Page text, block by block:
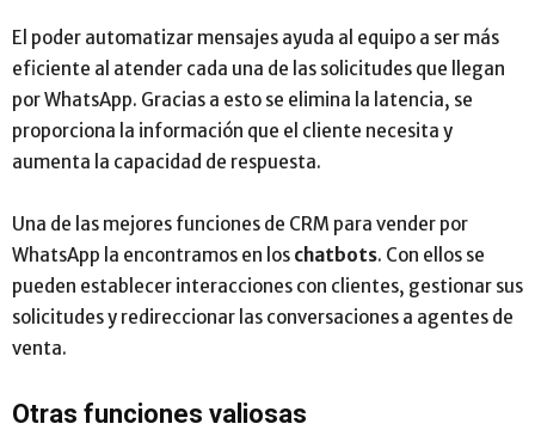
El poder automatizar mensajes ayuda al equipo a ser más
eficiente al atender cada una de las solicitudes que llegan
por WhatsApp. Gracias a esto se elimina la latencia, se
proporciona la información que el cliente necesita y
aumenta la capacidad de respuesta.
Una de las mejores funciones de CRM para vender por
WhatsApp la encontramos en los chatbots. Con ellos se
pueden establecer interacciones con clientes, gestionar sus
solicitudes y redireccionar las conversaciones a agentes de
venta.
Otras funciones valiosas